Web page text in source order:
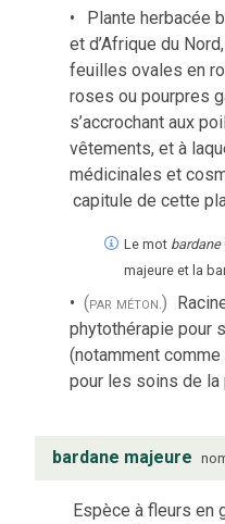
Plante herbacée
et d’Afrique du
feuilles ovales en
roses ou pourpres
s’accrochant aux
vêtements, et à
médicinales et
capitule de cette
Le mot bardane
majeure et la
(par méton.)
phytothérapie pour
(notamment
pour les soins de la
bardane majeure
Espèce à fleurs en